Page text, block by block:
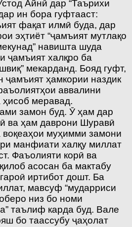
Айнӣ дар “Таърихи
ин бора гуфтааст:
фақат илмӣ буда, дар
эҳтиёт “ҷамъият мутлақо
навишта шуда
ҷамъият халқро ба
мекарданд. Бояд гуфт,
ҷамъият ҳамкории наздик
аввалини
меравад.
замон буд. Ӯ ҳам дар
ва ҳам даврони Шуравӣ
воқеаҳои муҳимми замони
манфиати халқу миллат
Фаъолияти корӣ ва
асосан ба мактабу
иртибот дошт. Ба
мавсуф “мударриси
низ бо номи
таълиф карда буд. Вале
бо таассубу ҷаҳолат